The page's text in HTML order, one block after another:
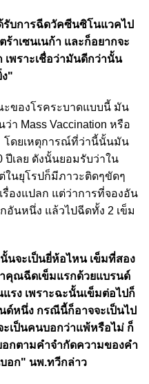
บการฉีดวัคซีนซิโนแวคไป
าเซนเนก้า และก็อยากจะ
พราะเชื่อว่ามันดีกว่านั้น
ง"
ะของโรคระบาดแบบนี้ มัน
า Mass Vaccination หรือ
โดยเหตุการณ์ที่ว่านี้นั้นมัน
ปีเลย ดังนั้นยอมรับว่าใน
ในยุโรปก็มีภาวะติดๆขัดๆ
องแปลก แต่ว่าการที่จองอัน
อันหนึ่ง แล้วไปฉีดทั้ง 2 เข็ม
จะเป็นยี่ห้อไหน เข็มที่สอง
าคุณฉีดเข็มแรกด้วยแบรนด์
รง เพราะฉะนั้นเข็มต่อไปก็
หนึ่ง กรณีนี้ก็อาจจะเป็นไป
เป็นคนบอกว่าแพ้หรือไม่ ก็
กตามคำจำกัดความของคำ
อก" นพ.ทวีกล่าว